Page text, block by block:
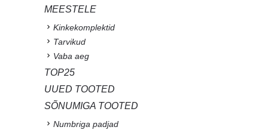
MEESTELE
Kinkekomplektid
Tarvikud
Vaba aeg
TOP25
UUED TOOTED
SÕNUMIGA TOOTED
Numbriga padjad